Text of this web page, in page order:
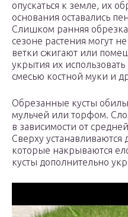
опускаться к земле, их
основания оставались
Слишком ранняя
сезоне растения могут
ветки сжигают или
укрытия их
смесью костной муки и
Обрезанные кусты
мульчей или торфом.
в зависимости от
Сверху
которые накрываются
кусты дополнительно